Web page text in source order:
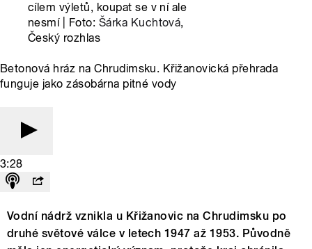
cílem výletů, koupat se v ní ale
nesmí | Foto: Šárka Kuchtová,
Český rozhlas
Betonová hráz na Chrudimsku. Křižanovická přehrada
funguje jako zásobárna pitné vody
3:28
Vodní nádrž vznikla u Křižanovic na Chrudimsku po
druhé světové válce v letech 1947 až 1953. Původně